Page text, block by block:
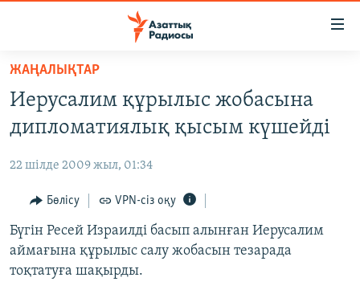
Skip
main
content
to
Navigation
Skip
to
Search
САЯСАТ
ҚАҢТАР ОҚИҒАСЫ
АДАМ ҚҰҚЫҚТАРЫ
ӘЛЕУМЕТ
ӘЛЕМ
ЖАҢАЛЫҚТАР
Иерусалим құрылыс жобасына
дипломатиялық қысым күшейді
22 шілде 2009 жыл, 01:34
Бөлісу VPN-сіз оқу
Бүгін Ресей Израилді басып алынған Иерусалим
аймағына құрылыс салу жобасын тезарада
тоқтатуға шақырды.